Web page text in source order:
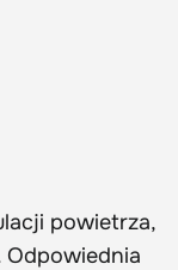
powietrza,